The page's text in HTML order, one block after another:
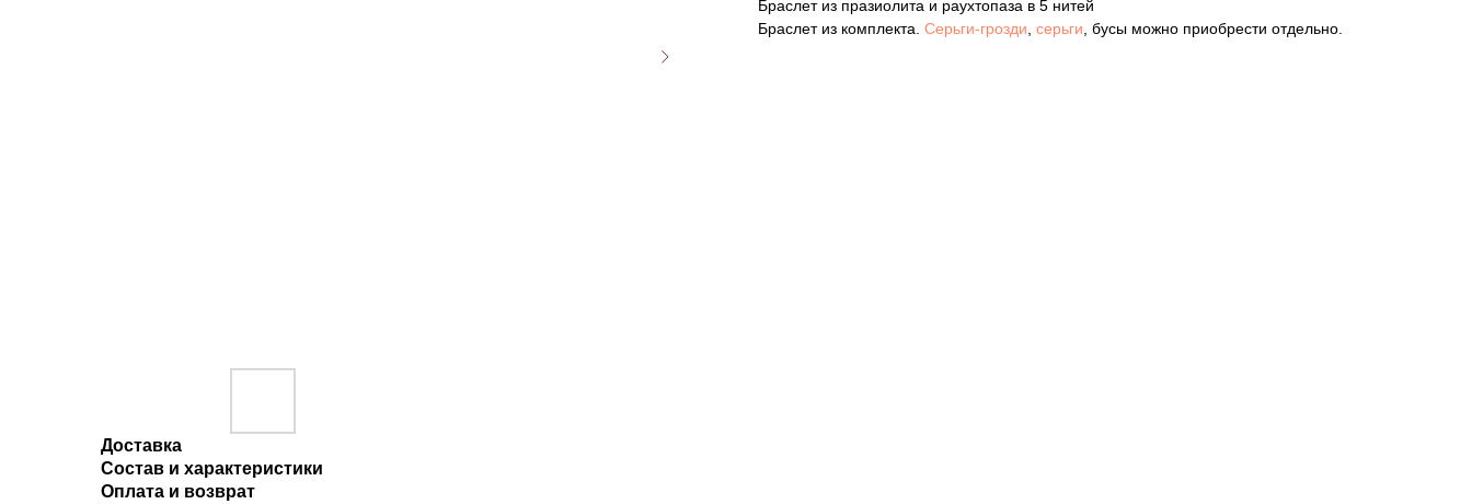
Браслет из празиолита и раухтопаза в 5 нитей
Браслет из комплекта. Серьги-грозди, серьги, бусы можно приобрести отдельно.
Доставка
Состав и характеристики
Оплата и возврат